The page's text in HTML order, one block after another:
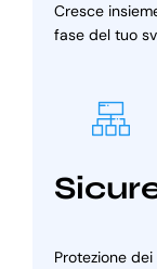
Cresce
fase del tuo
Protezione